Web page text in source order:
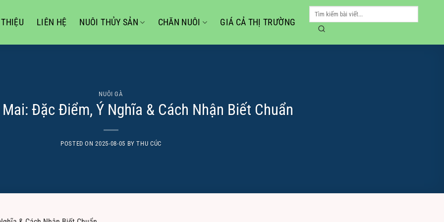
LIÊN HỆ NUÔI THỦY SẢN CHĂN NUÔI GIÁ CẢ THỊ TRƯỜNG
NUÔI GÀ
Đặc Điểm, Ý Nghĩa & Cách Nhận Biết Chuẩn
POSTED ON2025-08-05 BYTHU CÚC